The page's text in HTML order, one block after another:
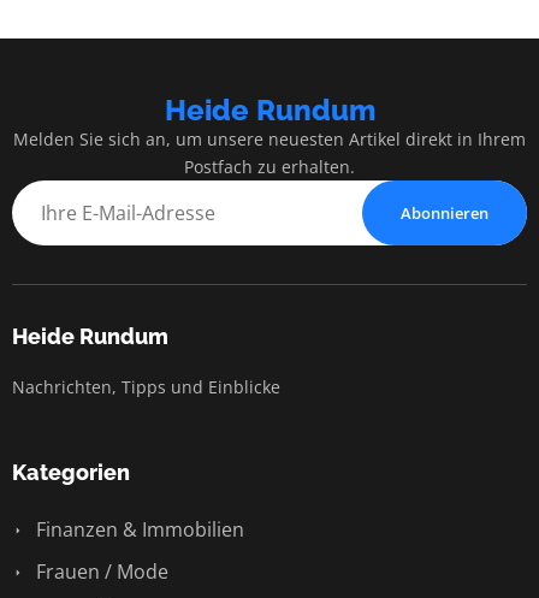
Heide Rundum
Melden Sie sich an, um unsere neuesten Artikel direkt in Ihrem
Postfach zu erhalten.
Abonnieren
Heide Rundum
Nachrichten, Tipps und Einblicke
Kategorien
Finanzen & Immobilien
Frauen / Mode